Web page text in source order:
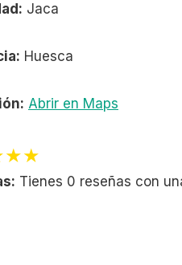
Jaca
Huesca
Abrir en Maps
Tienes 0 reseñas con